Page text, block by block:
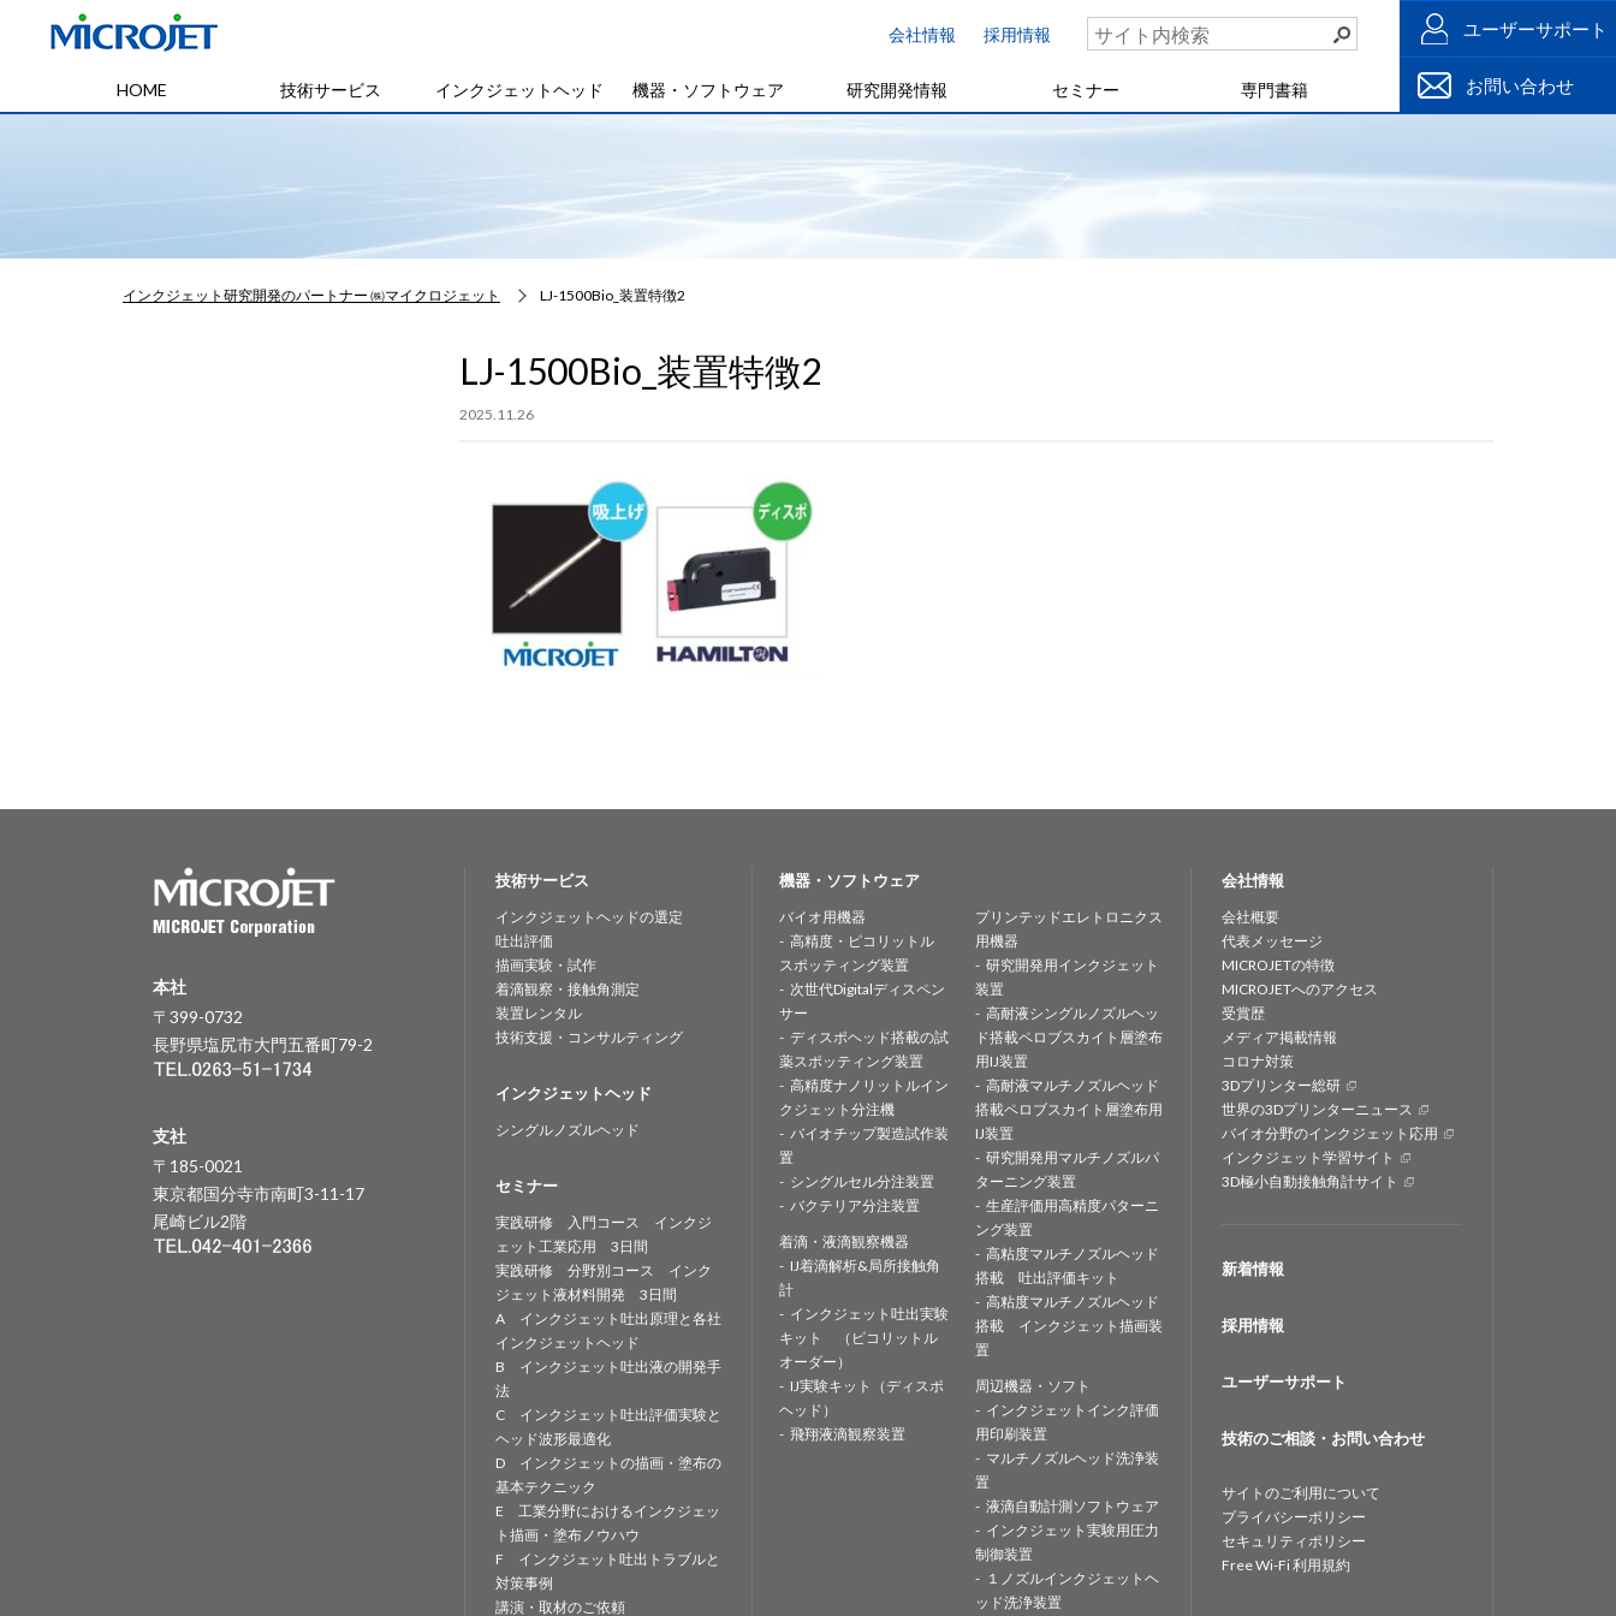
会社情報 採用情報
HOME 技術サービス インクジェットヘッド 機器・ソフトウェア 研究開発情報 セミナー 専門書籍
ユーザーサポート
お問い合わせ
インクジェット研究開発のパートナー ㈱マイクロジェット LJ-1500Bio_装置特徴2
LJ-1500Bio_装置特徴2
2025.11.26
本社
〒399-0732
長野県塩尻市大門五番町79-2
支社
〒185-0021
東京都国分寺市南町3-11-17
尾崎ビル2階
技術サービス
インクジェットヘッドの選定
吐出評価
描画実験・試作
着滴観察・接触角測定
装置レンタル
技術支援・コンサルティング
インクジェットヘッド
シングルノズルヘッド
セミナー
実践研修 入門コース インクジ
ェット工業応用 3日間
実践研修 分野別コース インク
ジェット液材料開発 3日間
A インクジェット吐出原理と各社
インクジェットヘッド
B インクジェット吐出液の開発手
法
C インクジェット吐出評価実験と
ヘッド波形最適化
D インクジェットの描画・塗布の
基本テクニック
E 工業分野におけるインクジェッ
ト描画・塗布ノウハウ
F インクジェット吐出トラブルと
対策事例
講演・取材のご依頼
機器・ソフトウェア
バイオ用機器
高精度・ピコリットル
スポッティング装置
次世代Digitalディスペン
サー
ディスポヘッド搭載の試
薬スポッティング装置
高精度ナノリットルイン
クジェット分注機
バイオチップ製造試作装
置
シングルセル分注装置
バクテリア分注装置
着滴・液滴観察機器
IJ着滴解析&局所接触角
計
インクジェット吐出実験
キット （ピコリットル
オーダー）
IJ実験キット（ディスポ
ヘッド）
飛翔液滴観察装置
プリンテッドエレトロニクス
用機器
研究開発用インクジェット
装置
高耐液シングルノズルヘッ
ド搭載ペロブスカイト層塗布
用IJ装置
高耐液マルチノズルヘッド
搭載ペロブスカイト層塗布用
IJ装置
研究開発用マルチノズルパ
ターニング装置
生産評価用高精度パターニ
ング装置
高粘度マルチノズルヘッド
搭載 吐出評価キット
高粘度マルチノズルヘッド
搭載 インクジェット描画装
置
周辺機器・ソフト
インクジェットインク評価
用印刷装置
マルチノズルヘッド洗浄装
置
液滴自動計測ソフトウェア
インクジェット実験用圧力
制御装置
１ノズルインクジェットヘ
ッド洗浄装置
会社情報
会社概要
代表メッセージ
MICROJETの特徴
MICROJETへのアクセス
受賞歴
メディア掲載情報
コロナ対策
3Dプリンター総研
世界の3Dプリンターニュース
バイオ分野のインクジェット応用
インクジェット学習サイト
3D極小自動接触角計サイト
新着情報
採用情報
ユーザーサポート
技術のご相談・お問い合わせ
サイトのご利用について
プライバシーポリシー
セキュリティポリシー
Free Wi-Fi 利用規約